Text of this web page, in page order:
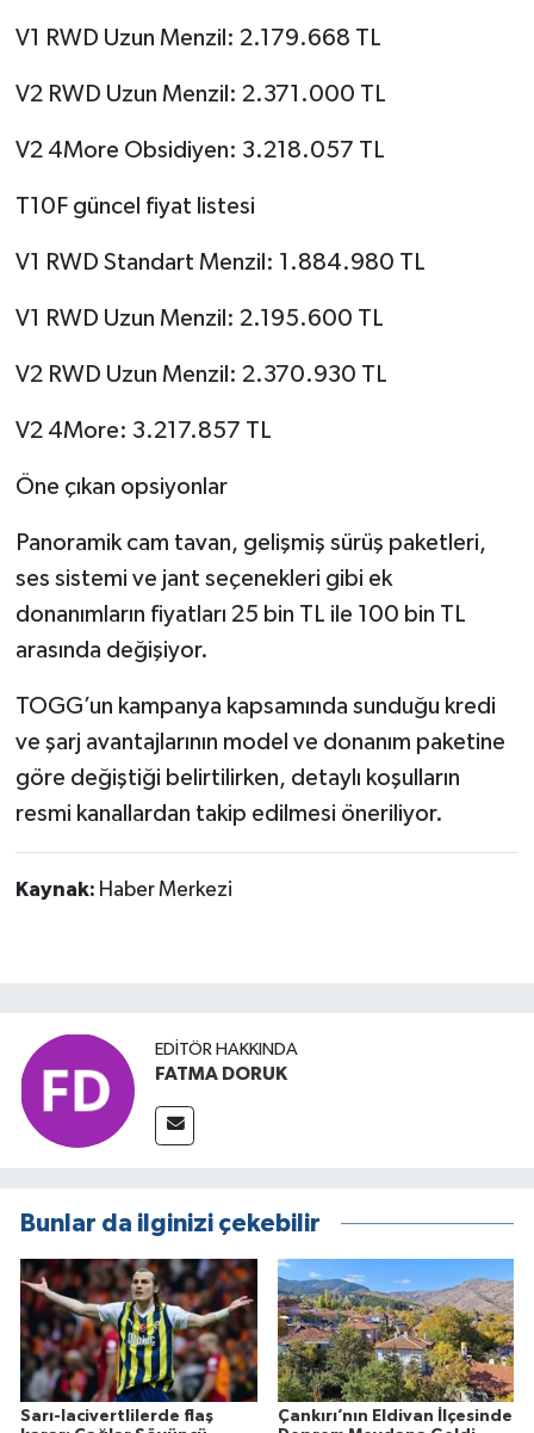
V1 RWD Uzun Menzil: 2.179.668 TL
V2 RWD Uzun Menzil: 2.371.000 TL
V2 4More Obsidiyen: 3.218.057 TL
T10F güncel fiyat listesi
V1 RWD Standart Menzil: 1.884.980 TL
V1 RWD Uzun Menzil: 2.195.600 TL
V2 RWD Uzun Menzil: 2.370.930 TL
V2 4More: 3.217.857 TL
Öne çıkan opsiyonlar
Panoramik cam tavan, gelişmiş sürüş paketleri,
ses sistemi ve jant seçenekleri gibi ek
donanımların fiyatları 25 bin TL ile 100 bin TL
arasında değişiyor.
TOGG’un kampanya kapsamında sunduğu kredi
ve şarj avantajlarının model ve donanım paketine
göre değiştiği belirtilirken, detaylı koşulların
resmi kanallardan takip edilmesi öneriliyor.
Kaynak: Haber Merkezi
EDITÖR HAKKINDA
FATMA DORUK
Bunlar da ilginizi çekebilir
Sarı-lacivertlilerde flaş
Çankırı’nın Eldivan İlçesinde